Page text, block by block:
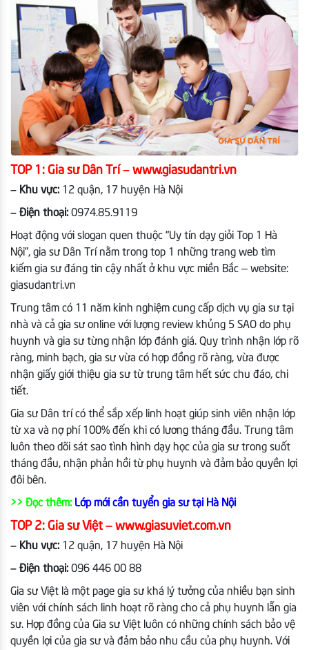
TOP 1: Gia sư Dân Trí – www.giasudantri.vn
– Khu vực: 12 quận, 17 huyện Hà Nội
– Điện thoại: 0974.85.9119
Hoạt động với slogan quen thuộc “Uy tín dạy giỏi Top 1 Hà
Nội”, gia sư Dân Trí nằm trong top 1 những trang web tìm
kiếm gia sư đáng tin cậy nhất ở khu vực miền Bắc – website:
giasudantri.vn
Trung tâm có 11 năm kinh nghiệm cung cấp dịch vụ gia sư tại
nhà và cả gia sư online với lượng review khủng 5 SAO do phụ
huynh và gia sư từng nhận lớp đánh giá. Quy trình nhận lớp rõ
ràng, minh bạch, gia sư vừa có hợp đồng rõ ràng, vừa được
nhận giấy giới thiệu gia sư từ trung tâm hết sức chu đáo, chi
tiết.
Gia sư Dân trí có thể sắp xếp linh hoạt giúp sinh viên nhận lớp
từ xa và nợ phí 100% đến khi có lương tháng đầu. Trung tâm
luôn theo dõi sát sao tình hình dạy học của gia sư trong suốt
tháng đầu, nhận phản hồi từ phụ huynh và đảm bảo quyền lợi
đôi bên.
>> Đọc thêm: Lớp mới cần tuyển gia sư tại Hà Nội
TOP 2: Gia sư Việt – www.giasuviet.com.vn
– Khu vực: 12 quận, 17 huyện Hà Nội
– Điện thoại: 096 446 00 88
Gia sư Việt là một page gia sư khá lý tưởng của nhiều bạn sinh
viên với chính sách linh hoạt rõ ràng cho cả phụ huynh lẫn gia
sư. Hợp đồng của Gia sư Việt luôn có những chính sách bảo vệ
quyền lợi của gia sư và đảm bảo nhu cầu của phụ huynh. Với